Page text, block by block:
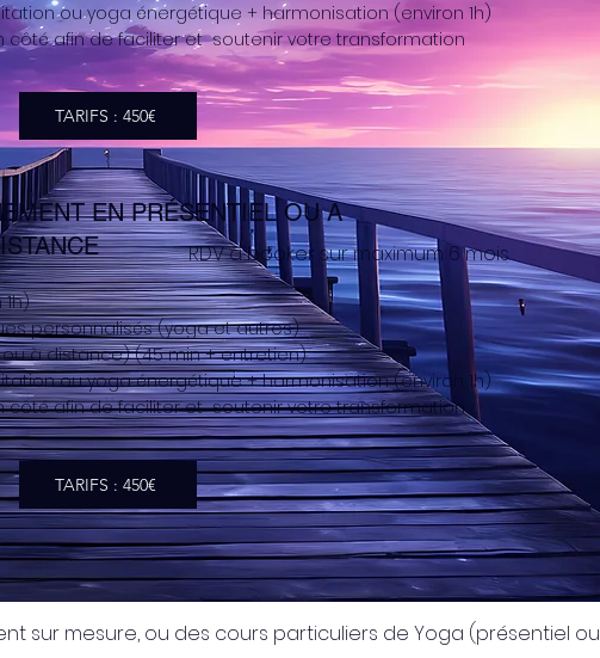
ou yoga énergétique + harmonisation (environ 1h)
afin de faciliter et soutenir votre transformation
TARIFS : 450€
RDV à booker sur maximum 6 mois.
EN PRÉSENTIEL OU A
personnalisés (yoga et autres)
à distance) (45 min + entretien)
ou yoga énergétique + harmonisation (environ 1h)
côté afin de faciliter et soutenir votre transformation
TARIFS : 450€
sur mesure, ou des cours particuliers de Yoga (présentiel ou